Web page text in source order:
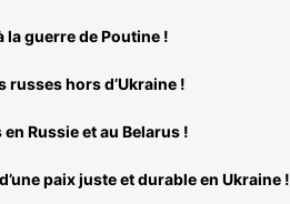
la guerre de Poutine !
russes hors d’Ukraine !
Russie et au Belarus !
paix juste et durable en Ukraine !